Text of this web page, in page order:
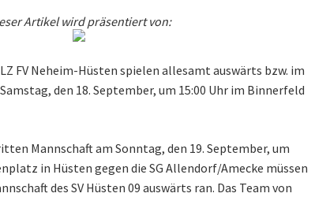
Artikel wird präsentiert von:
FV Neheim-Hüsten spielen allesamt auswärts bzw. im
den 18. September, um 15:00 Uhr im Binnerfeld
Mannschaft am Sonntag, den 19. September, um
in Hüsten gegen die SG Allendorf/Amecke müssen
des SV Hüsten 09 auswärts ran. Das Team von